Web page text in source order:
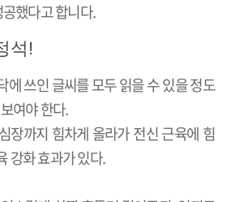
했다고 합니다.
석!
에 쓰인 글씨를 모두 읽을 수 있을 정도
여야 한다.
장까지 힘차게 올라가 전신 근육에 힘
강화 효과가 있다.